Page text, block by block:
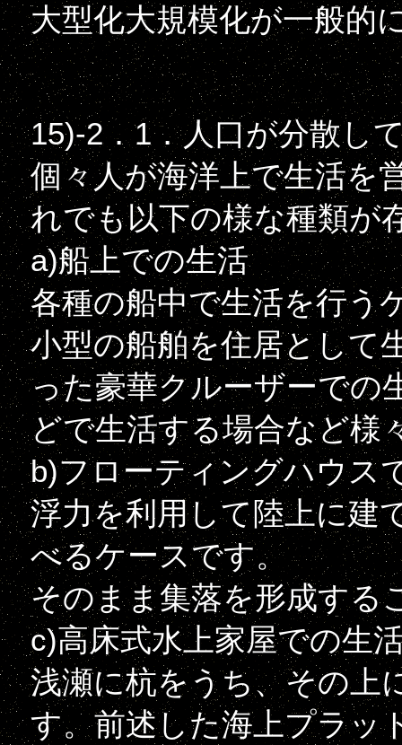
大型化大規模化が一般的
15)-2．1．人口が分散し
個々人が海洋上で生活を
れでも以下の様な種類が
a)船上での生活
各種の船中で生活を行う
小型の船舶を住居として
った豪華クルーザーでの
どで生活する場合など様
b)フローティングハウス
浮力を利用して陸上に建
べるケースです。
そのまま集落を形成する
c)高床式水上家屋での生
浅瀬に杭をうち、その上
す。前述した海上プラッ